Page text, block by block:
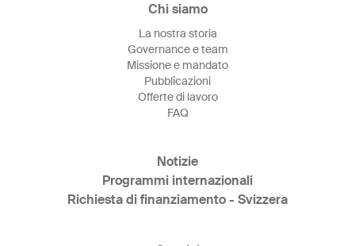
Chi siamo
La nostra storia
Governance e team
Missione e mandato
Pubblicazioni
Offerte di lavoro
FAQ
Notizie
Programmi internazionali
Richiesta di finanziamento - Svizzera